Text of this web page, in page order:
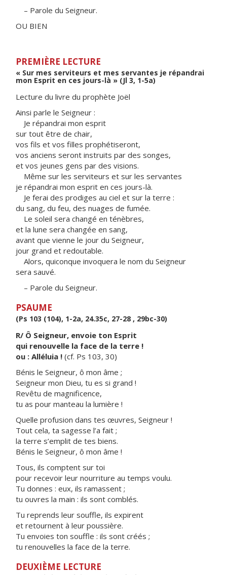
– Parole du Seigneur.
OU BIEN
PREMIÈRE LECTURE
« Sur mes serviteurs et mes servantes je répandrai
mon Esprit en ces jours-là » (Jl 3, 1-5a)
Lecture du livre du prophète Joël
Ainsi parle le Seigneur :
Je répandrai mon esprit
sur tout être de chair,
vos fils et vos filles prophétiseront,
vos anciens seront instruits par des songes,
et vos jeunes gens par des visions.
Même sur les serviteurs et sur les servantes
je répandrai mon esprit en ces jours-là.
Je ferai des prodiges au ciel et sur la terre :
du sang, du feu, des nuages de fumée.
Le soleil sera changé en ténèbres,
et la lune sera changée en sang,
avant que vienne le jour du Seigneur,
jour grand et redoutable.
Alors, quiconque invoquera le nom du Seigneur
sera sauvé.
– Parole du Seigneur.
PSAUME
(Ps 103 (104), 1-2a, 24.35c, 27-28 , 29bc-30)
R/ Ô Seigneur, envoie ton Esprit
qui renouvelle la face de la terre !
ou : Alléluia ! (cf. Ps 103, 30)
Bénis le Seigneur, ô mon âme ;
Seigneur mon Dieu, tu es si grand !
Revêtu de magnificence,
tu as pour manteau la lumière !
Quelle profusion dans tes œuvres, Seigneur !
Tout cela, ta sagesse l’a fait ;
la terre s’emplit de tes biens.
Bénis le Seigneur, ô mon âme !
Tous, ils comptent sur toi
pour recevoir leur nourriture au temps voulu.
Tu donnes : eux, ils ramassent ;
tu ouvres la main : ils sont comblés.
Tu reprends leur souffle, ils expirent
et retournent à leur poussière.
Tu envoies ton souffle : ils sont créés ;
tu renouvelles la face de la terre.
DEUXIÈME LECTURE